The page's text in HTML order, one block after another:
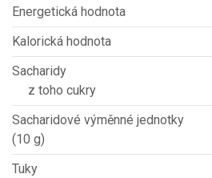
Energetická hodnota
Kalorická hodnota
Sacharidy
z toho cukry
Sacharidové výměnné jednotky
(10 g)
Tuky